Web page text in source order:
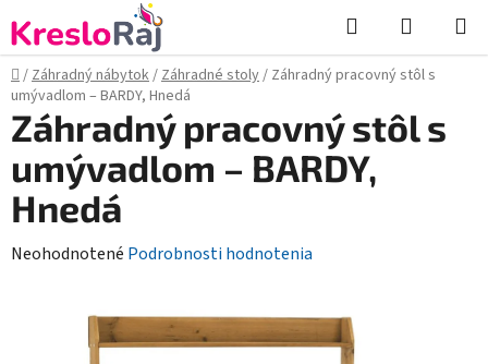
na
obsah
Hľadať
KOŠÍK
Domov
/Záhradný nábytok/Záhradné stoly/ Záhradný pracovný stôl s
umývadlom – BARDY, Hnedá
Záhradný pracovný stôl s
umývadlom – BARDY,
Hnedá
Priemerné
Neohodnotené Podrobnosti hodnotenia